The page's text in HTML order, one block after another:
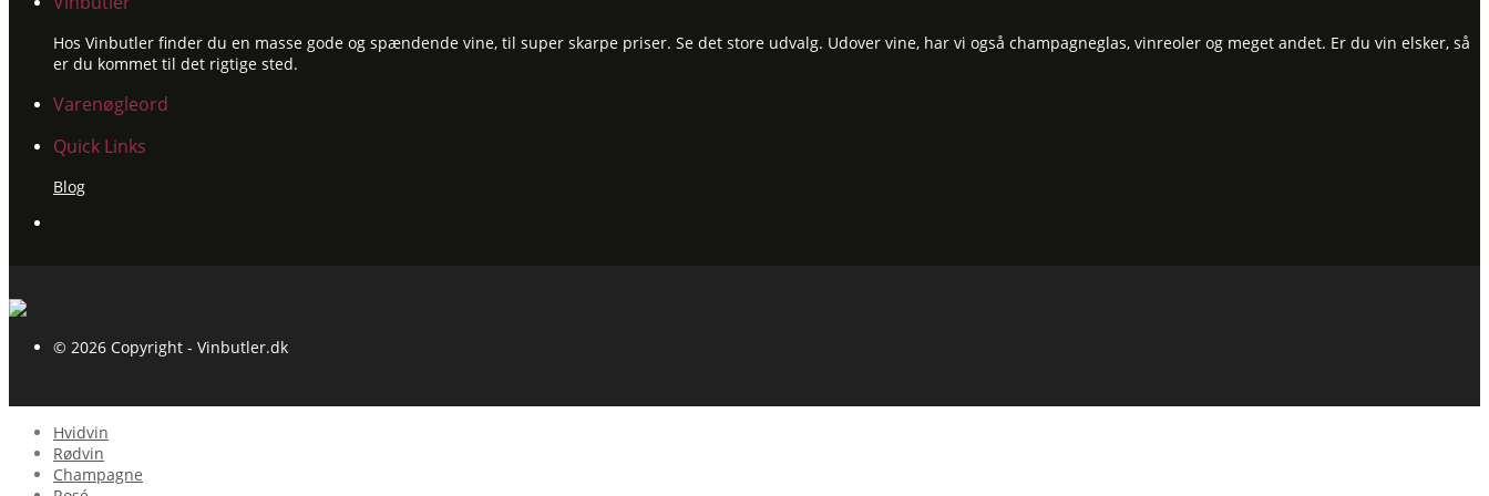
Hos Vinbutler finder du en masse gode og spændende vine, til super skarpe priser. Se det store udvalg. Udover vine, har vi også champagneglas, vinreoler og meget andet. Er du vin elsker, så
er du kommet til det rigtige sted.
Varenøgleord
Quick Links
Blog
© 2026 Copyright - Vinbutler.dk
Hvidvin
Rødvin
Champagne